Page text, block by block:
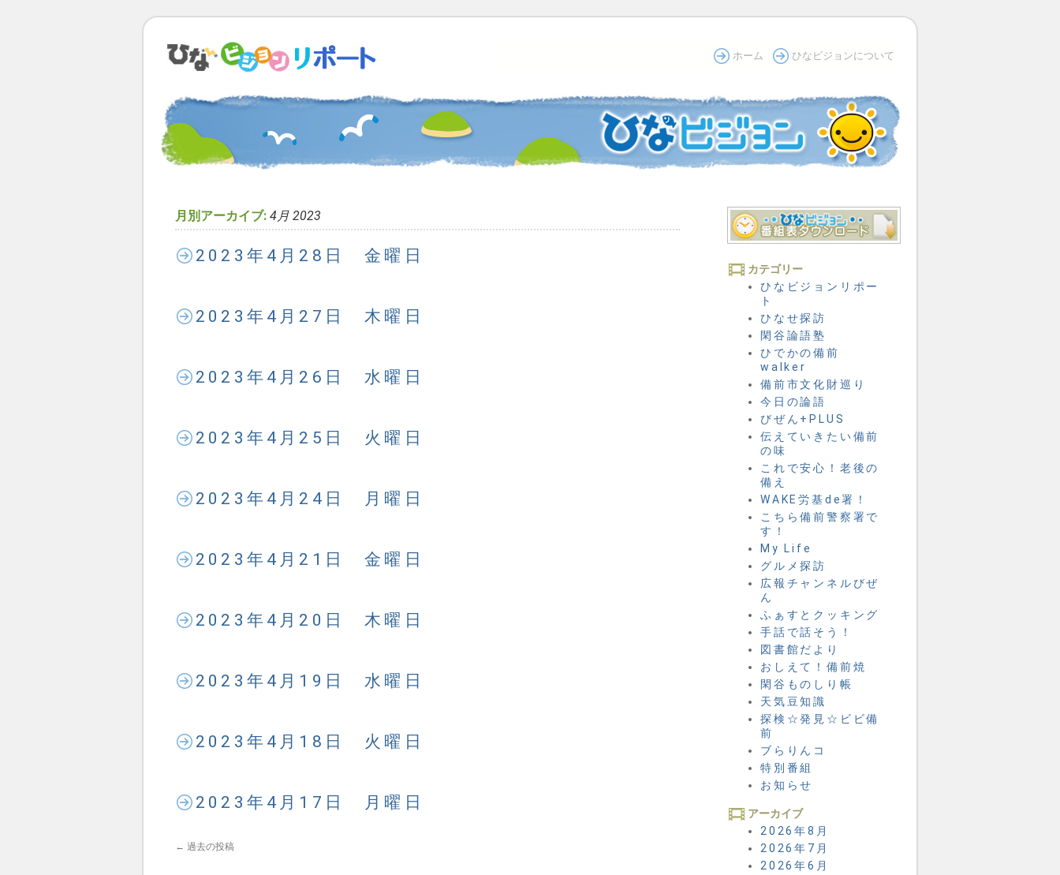
ホーム ひなビジョンについて
月別アーカイブ: 4月 2023
2023年4月28日 金曜日
2023年4月27日 木曜日
2023年4月26日 水曜日
2023年4月25日 火曜日
2023年4月24日 月曜日
2023年4月21日 金曜日
2023年4月20日 木曜日
2023年4月19日 水曜日
2023年4月18日 火曜日
2023年4月17日 月曜日
← 過去の投稿
カテゴリー
ひなビジョンリポー
ト
ひなせ探訪
閑谷論語塾
ひでかの備前
walker
備前市文化財巡り
今日の論語
びぜん+PLUS
伝えていきたい備前
の味
これで安心！老後の
備え
WAKE労基de署！
こちら備前警察署で
す！
My Life
グルメ探訪
広報チャンネルびぜ
ん
ふぁすとクッキング
手話で話そう！
図書館だより
おしえて！備前焼
閑谷ものしり帳
天気豆知識
探検☆発見☆ビビ備
前
ブらりんコ
特別番組
お知らせ
アーカイブ
2026年8月
2026年7月
2026年6月